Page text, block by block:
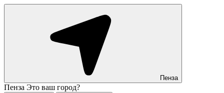
Пенза
Пенза Это ваш город?